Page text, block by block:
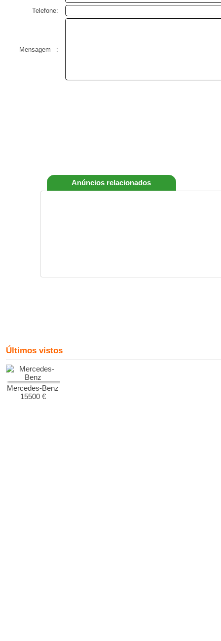
Telefone:
Mensagem :
Anúncios relacionados
Últimos vistos
Mercedes-Benz
15500 €